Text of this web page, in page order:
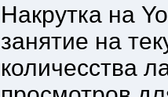
Накрутка на
занятие на
количесства